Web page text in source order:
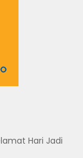
Hari Jadi